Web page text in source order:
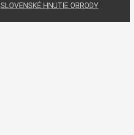
SLOVENSKÉ HNUTIE OBRODY